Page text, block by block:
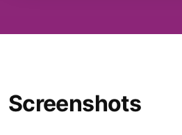
Screenshots